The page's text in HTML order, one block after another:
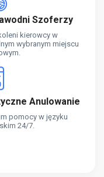
Szoferzy
kierowcy w
wybranym miejscu
Anulowanie
pomocy w języku
24/7.